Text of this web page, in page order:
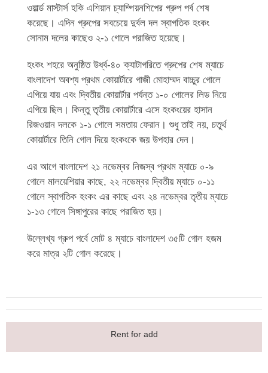
ওয়ার্ল্ড মাস্টার্স হকি এশিয়ান চ্যাম্পিয়নশিপের গ্রুপ পর্ব শেষ
করেছে। এদিন গ্রুপের সবচেয়ে দুর্বল দল স্বাগতিক হংকং
সোনাম দলের কাছেও ২-১ গোলে পরাজিত হয়েছে।
হংকং শহরে অনুষ্ঠিত উর্ধ্ব-৪০ ক্যাটাগরিতে গ্রুপের শেষ ম্যাচে
বাংলাদেশ অবশ্য প্রথম কোয়ার্টারে গাজী মোহাম্মদ বাচ্চুর গোলে
এগিয়ে যায় এবং দ্বিতীয় কোয়ার্টার পর্যন্ত ১-০ গোলের লিড নিয়ে
এগিয়ে ছিল। কিন্তু তৃতীয় কোয়ার্টারে এসে হংকংয়ের হাসান
রিজওয়ান দলকে ১-১ গোলে সমতায় ফেরান। শুধু তাই নয়, চতুর্থ
কোয়ার্টারে তিনি গোল দিয়ে হংকংকে জয় উপহার দেন।
এর আগে বাংলাদেশ ২১ নভেম্বর নিজস্ব প্রথম ম্যাচে ০-৯
গোলে মালয়েশিয়ার কাছে, ২২ নভেম্বর দ্বিতীয় ম্যাচে ০-১১
গোলে স্বাগতিক হংকং এর কাছে এবং ২৪ নভেম্বর তৃতীয় ম্যাচে
১-১৩ গোলে সিঙ্গাপুরের কাছে পরাজিত হয়।
উল্লেখ্য গ্রুপ পর্বে মোট ৪ ম্যাচে বাংলাদেশ ৩৫টি গোল হজম
করে মাত্র ২টি গোল করেছে।
Rent for add